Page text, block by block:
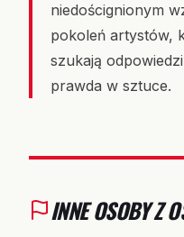
niedoścignionym
pokoleń artystów,
szukają
prawda w sztuce.
INNE OSOBY Z